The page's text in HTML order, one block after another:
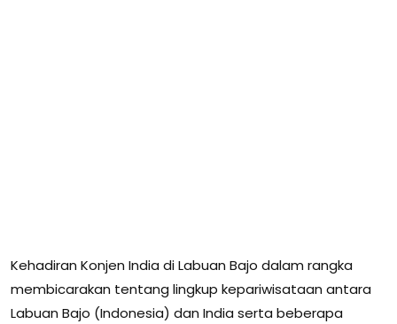
Kehadiran Konjen India di Labuan Bajo dalam rangka
membicarakan tentang lingkup kepariwisataan antara
Labuan Bajo (Indonesia) dan India serta beberapa